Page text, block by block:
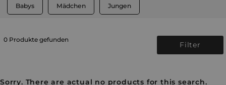
Babys Mädchen Jungen
0 Produkte gefunden
Filter
Sorry. There are actual no products for this search.